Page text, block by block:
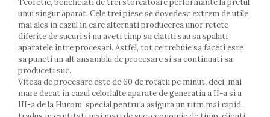
Teoretic, beneficiati de trei storcatoare performante la pretul
unui singur aparat. Cele trei piese se dovedesc extrem de utile
mai ales in cazul in care alternati producerea unor retete
diferite de sucuri si nu aveti timp sa clatiti sau sa spalati
aparatele intre procesari. Astfel, tot ce trebuie sa faceti este
sa puneti un alt ansamblu de procesare si sa continuati sa
produceti suc.
Viteza de procesare este de 60 de rotatii pe minut, deci, mai
mare decat in cazul celorlalte aparate de generatia a II-a si a
III-a de la Hurom, special pentru a asigura un ritm mai rapid,